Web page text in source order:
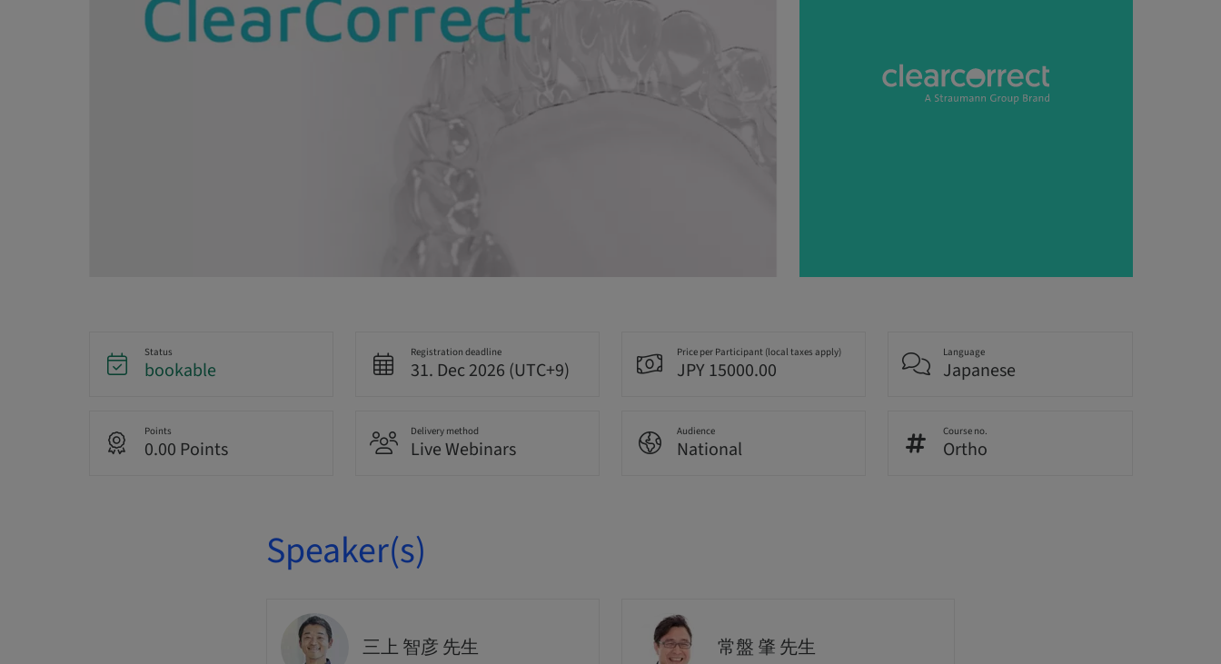
Status
bookable
Registration deadline
31. Dec 2026 (UTC+9)
Price per Participant (local taxes apply)
JPY 15000.00
Language
Japanese
Points
0.00 Points
Delivery method
Live Webinars
Audience
National
Course no.
Ortho
Speaker(s)
三上 智彦 先生 常盤 肇 先生